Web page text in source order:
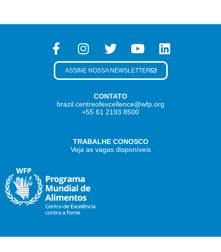
CONTATO
brazil.centreofexcellence@wfp.org
+55 61 2193 8500
TRABALHE CONOSCO
Veja as vagas disponíveis
ASSINE NOSSA NEWSLETTER